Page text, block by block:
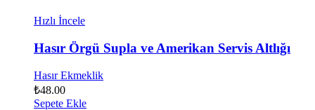
Hızlı İncele
Hasır Örgü Supla ve Amerikan Servis Altlığı
Hasır Ekmeklik
₺48.00
Sepete Ekle